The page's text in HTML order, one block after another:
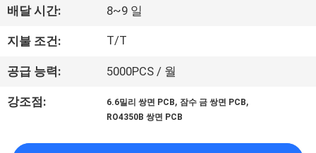
리
에
관
한
배달 시간: 8~9 일
지불 조건: T/T
공급 능력: 5000PCS / 월
강조점: 6.6밀리 쌍면 PCB, 잠수 금 쌍면 PCB,
RO4350B 쌍면 PCB